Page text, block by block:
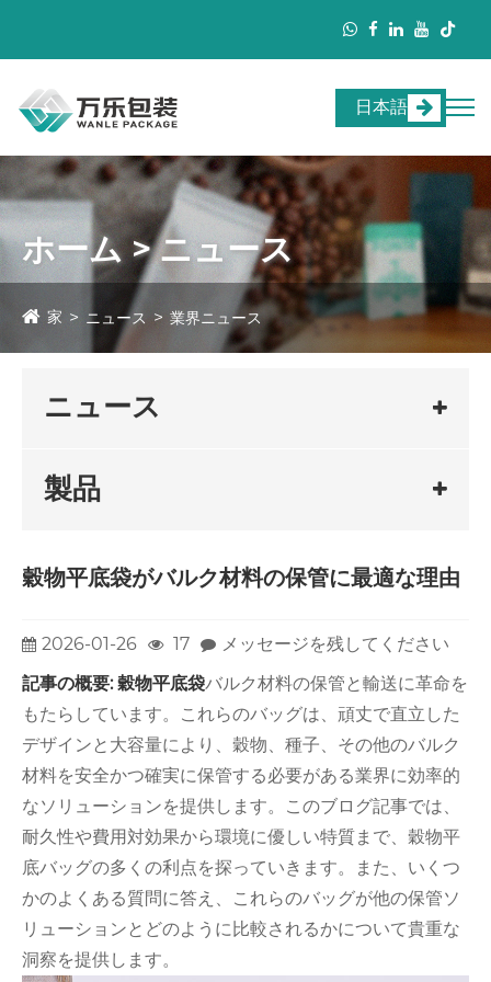
日本語
ホーム > ニュース
家 ニュース 業界ニュース
ニュース
製品
穀物平底袋がバルク材料の保管に最適な理由
2026-01-26 17
メッセージを残してください
記事の概要: 穀物平底袋バルク材料の保管と輸送に革命を
もたらしています。これらのバッグは、頑丈で直立した
デザインと大容量により、穀物、種子、その他のバルク
材料を安全かつ確実に保管する必要がある業界に効率的
なソリューションを提供します。このブログ記事では、
耐久性や費用対効果から環境に優しい特質まで、穀物平
底バッグの多くの利点を探っていきます。また、いくつ
かのよくある質問に答え、これらのバッグが他の保管ソ
リューションとどのように比較されるかについて貴重な
洞察を提供します。